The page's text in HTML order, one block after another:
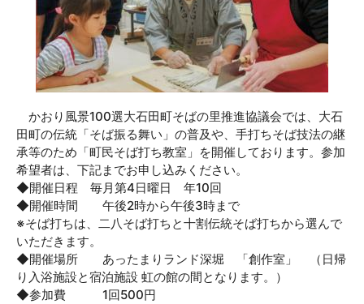
かおり風景100選大石田町そばの里推進協議会では、大石
田町の伝統「そば振る舞い」の普及や、手打ちそば技法の継
承等のため「町民そば打ち教室」を開催しております。参加
希望者は、下記までお申し込みください。
◆開催日程 毎月第4日曜日 年10回
◆開催時間 午後2時から午後3時まで
※そば打ちは、二八そば打ちと十割伝統そば打ちから選んで
いただきます。
◆開催場所 あったまりランド深堀 「創作室」 （日帰
り入浴施設と宿泊施設 虹の館の間となります。）
◆参加費 1回500円